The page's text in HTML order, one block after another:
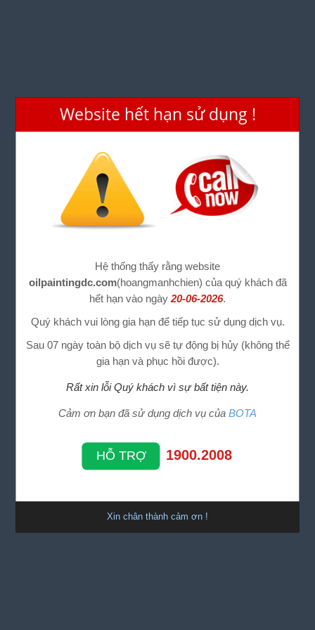
Website hết hạn sử dụng !
Hệ thống thấy rằng website
oilpaintingdc.com(hoangmanhchien) của quý khách đã
hết hạn vào ngày20-06-2026.
Quý khách vui lòng gia hạn để tiếp tục sử dụng dịch vụ.
Sau 07 ngày toàn bộ dịch vụ sẽ tự động bị hủy (không thể
gia hạn và phục hồi được).
Rất xin lỗi Quý khách vì sự bất tiện này.
Cảm ơn bạn đã sử dụng dịch vụ của BOTA
HỖ TRỢ 1900.2008
Xin chân thành cảm ơn !